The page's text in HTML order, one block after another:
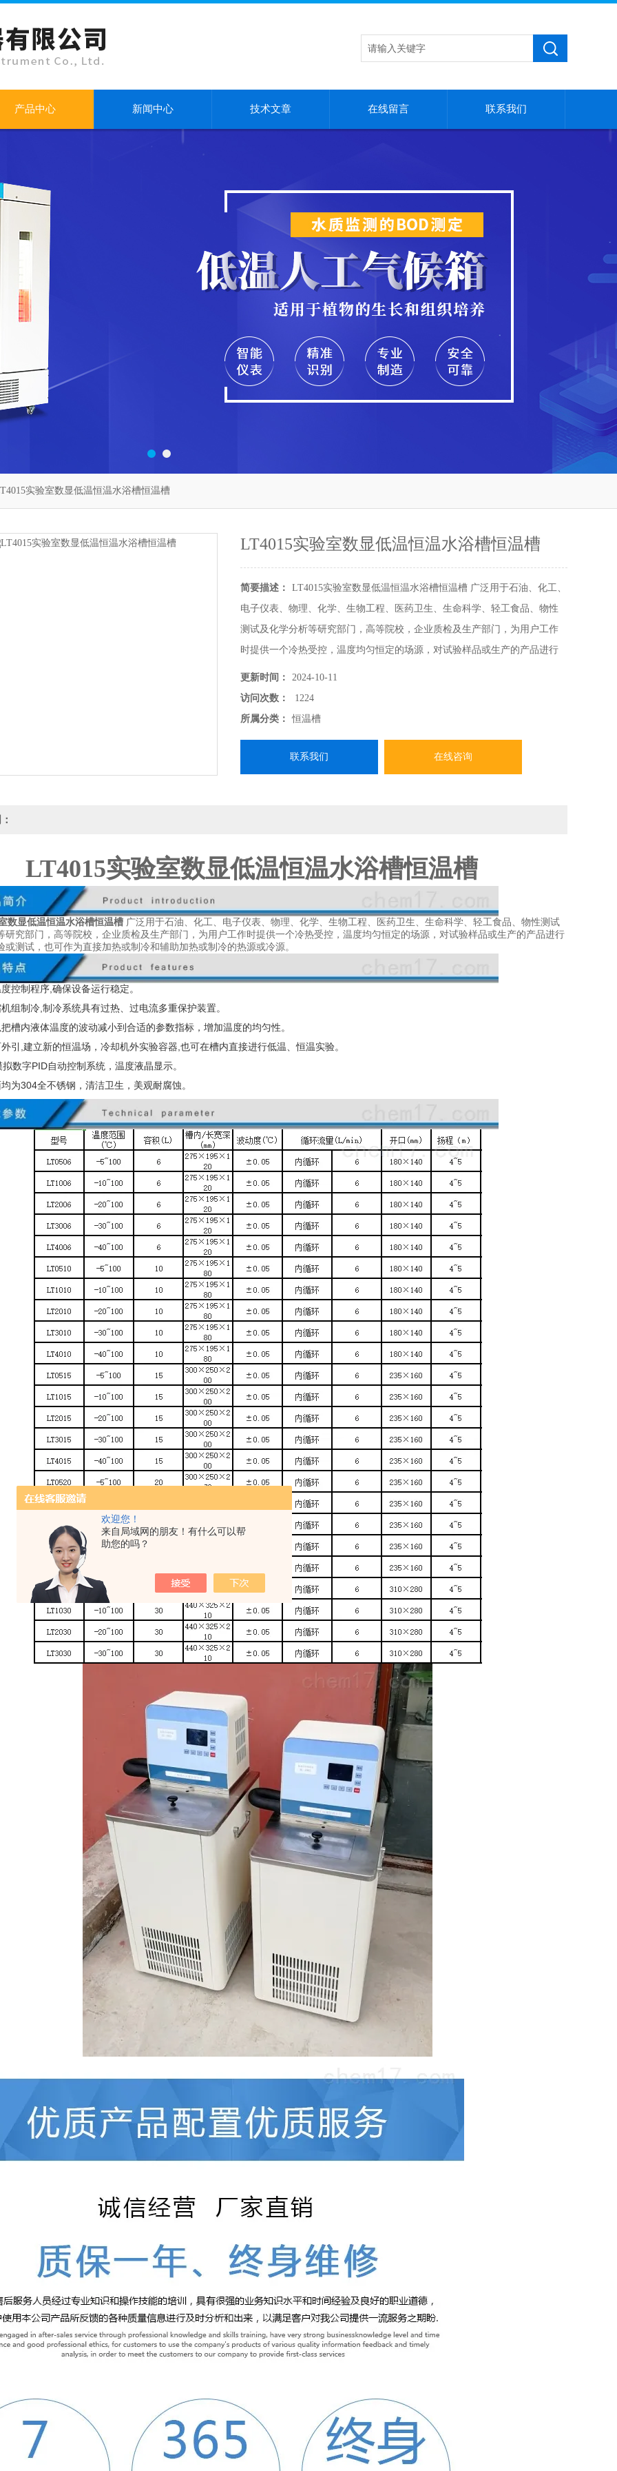
欢迎您！
来自局域网的朋友！有什么可以帮
助您的吗？
产品中心 新闻中心 技术文章 在线留言 联系我们
实验室数显低温恒温水浴槽恒温槽
LT4015实验室数显低温恒温水浴槽恒温槽
简要描述：
LT4015实验室数显低温恒温水浴槽恒温槽 广泛用于石油、化工、
电子仪表、物理、化学、生物工程、医药卫生、生命科学、轻工食品、物性
测试及化学分析等研究部门，高等院校，企业质检及生产部门，为用户工作
时提供一个冷热受控，温度均匀恒定的场源，对试验样品或生产的产品进行
恒定温度试验或测试，也可作为直接加热或制冷和辅助加热或制冷的热源或
冷源。
更新时间：
2024-10-11
访问次数：
1224
所属分类：
恒温槽
联系我们 在线咨询
LT4015实验室数显低温恒温水浴槽恒温槽
数显低温恒温水浴槽恒温槽 广泛用于石油、化工、电子仪表、物理、化学、生物工程、医药卫生、生命科学、轻工食品、物性测试
研究部门，高等院校，企业质检及生产部门，为用户工作时提供一个冷热受控，温度均匀恒定的场源，对试验样品或生产的产品进行
或测试，也可作为直接加热或制冷和辅助加热或制冷的热源或冷源。
控制程序,确保设备运行稳定。
组制冷,制冷系统具有过热、过电流多重保护装置。
槽内液体温度的波动减小到合适的参数指标，增加温度的均匀性。
引 ,建立新的恒温场，冷却机外实验容器,也可在槽内直接进行低温、恒温实验。
拟数字PID自动控制系统，温度液晶显示。
为304全不锈钢，清洁卫生，美观耐腐蚀。